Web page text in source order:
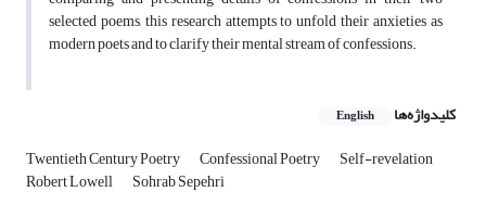
selected poems, this research attempts to unfold their anxieties as
modern poets and to clarify their mental stream of confessions.
کلیدواژه‌ها English
Twentieth Century Poetry Confessional Poetry Self-revelation
Robert Lowell Sohrab Sepehri